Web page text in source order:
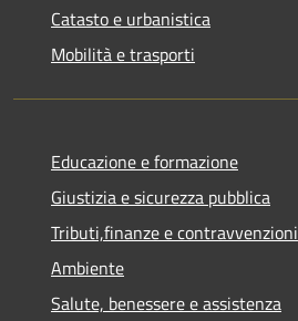
Catasto e urbanistica
Mobilità e trasporti
Educazione e formazione
Giustizia e sicurezza pubblica
Tributi,finanze e contravvenzioni
Ambiente
Salute, benessere e assistenza